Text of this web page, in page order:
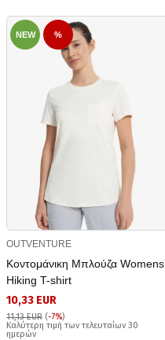
NEW %
OUTVENTURE
Κοντομάνικη Μπλούζα Womens
Hiking T-shirt
10,33 EUR
11,13 EUR (-7%)
Καλύτερη τιμή των τελευταίων 30
ημερών